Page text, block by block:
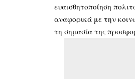
ευαισθητοποίηση
αναφορικά με την
τη σημασία της